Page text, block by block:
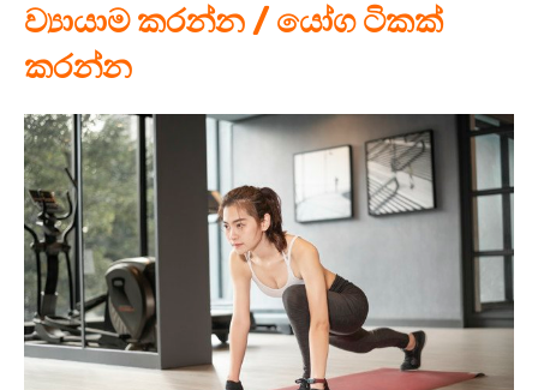
ව්‍යායාම කරන්න / යෝග ටිකක්
කරන්න